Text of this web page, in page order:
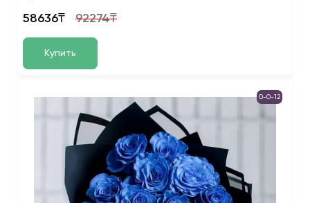
58636₸ 92274₸
Купить
0-0-12